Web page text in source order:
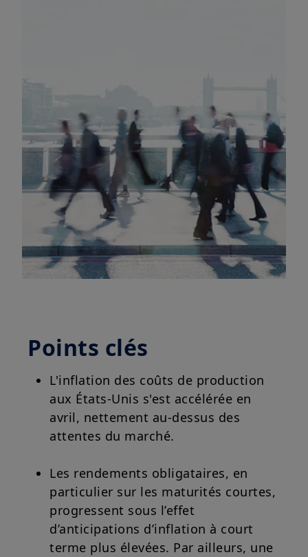
Points clés
L'inflation des coûts de production
aux États-Unis s'est accélérée en
avril, nettement au-dessus des
attentes du marché.
Les rendements obligataires, en
particulier sur les maturités courtes,
progressent sous l’effet
d’anticipations d’inflation à court
terme plus élevées. Par ailleurs, une